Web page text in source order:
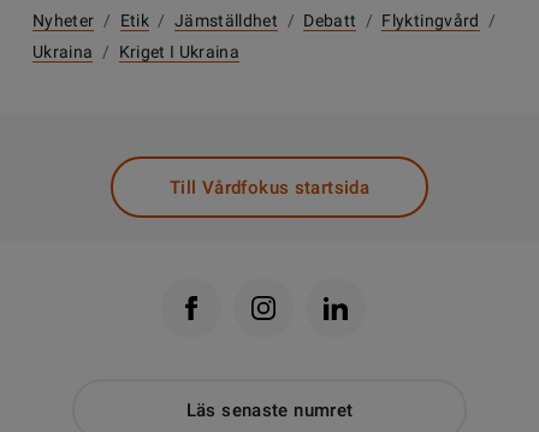
Nyheter / Etik / Jämställdhet / Debatt / Flyktingvård
/
Ukraina
/ Kriget I Ukraina
Till Vårdfokus startsida
Läs senaste numret